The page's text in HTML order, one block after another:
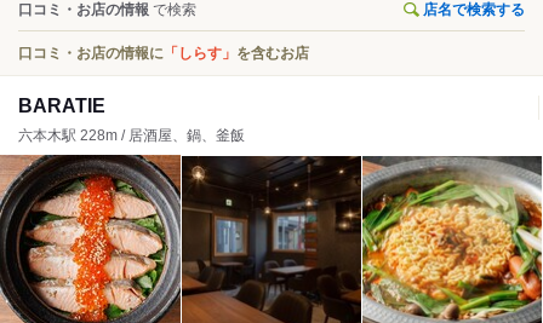
口コミ・お店の情報 で検索 店名で検索する
口コミ・お店の情報に 「しらす」 を含むお店
BARATIE
六本木駅 228m / 居酒屋、鍋、釜飯